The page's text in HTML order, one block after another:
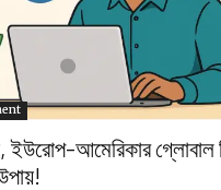
ইউরোপ-আমেরিকার গ্লোবাল